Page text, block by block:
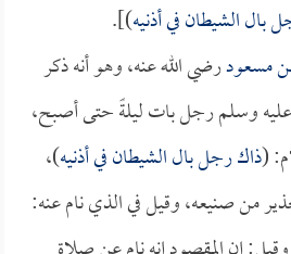
الشيطان في أذنيه)].
مسعودرضي الله عنه، وهو أنه ذكر
وسلم رجل بات ليلةً حتى أصبح،
(ذاك رجل بال الشيطان في أذنيه)،
من صنيعه، وقيل في الذي نام عنه: